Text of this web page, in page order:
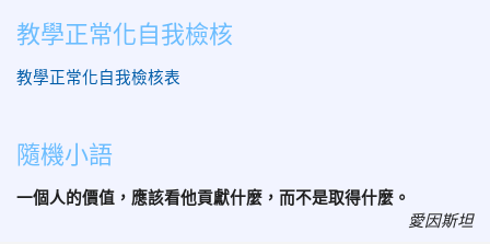
教學正常化自我檢核
教學正常化自我檢核表
隨機小語
一個人的價值，應該看他貢獻什麼，而不是取得什麼。
愛因斯坦